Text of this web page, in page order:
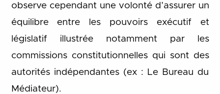
observe cependant une volonté d’assurer un
équilibre entre les pouvoirs exécutif et
législatif illustrée notamment par les
commissions constitutionnelles qui sont des
autorités indépendantes (ex : Le Bureau du
Médiateur).